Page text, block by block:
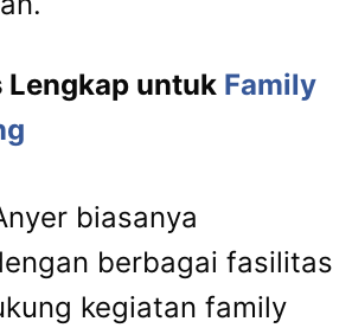
Lengkap untuk Family
biasanya
berbagai fasilitas
kegiatan family